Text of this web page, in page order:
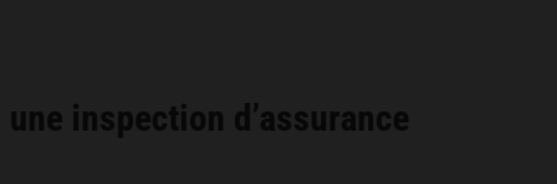
inspection d’assurance